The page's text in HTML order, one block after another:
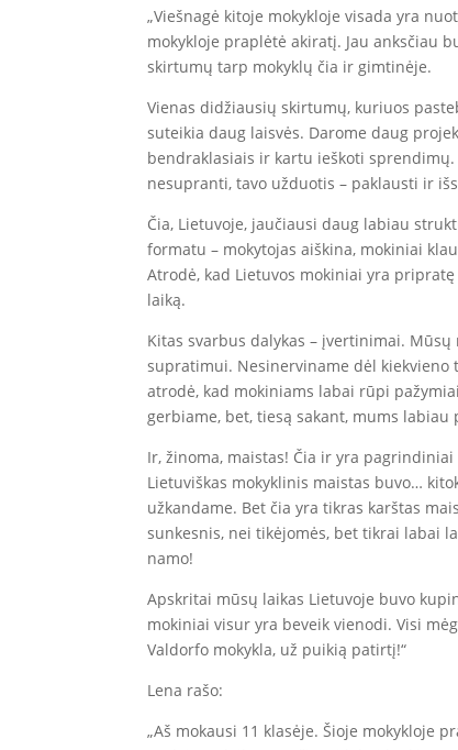
„Viešnagė kitoje mokykloje visada yra
mokykloje praplėtė akiratį. Jau anksčiau
skirtumų tarp mokyklų čia ir gimtinėje.
Vienas didžiausių skirtumų, kuriuos
suteikia daug laisvės. Darome daug
bendraklasiais ir kartu ieškoti
nesupranti, tavo užduotis – paklausti ir
Čia, Lietuvoje, jaučiausi daug labiau
formatu – mokytojas aiškina, mokiniai
Atrodė, kad Lietuvos mokiniai yra
laiką.
Kitas svarbus dalykas – įvertinimai.
supratimui. Nesinerviname dėl kiekvieno
atrodė, kad mokiniams labai rūpi
gerbiame, bet, tiesą sakant, mums
Ir, žinoma, maistas! Čia ir yra
Lietuviškas mokyklinis maistas buvo…
užkandame. Bet čia yra tikras karštas
sunkesnis, nei tikėjomės, bet tikrai labai
namo!
Apskritai mūsų laikas Lietuvoje buvo
mokiniai visur yra beveik vienodi. Visi
Valdorfo mokykla, už puikią patirtį!“
Lena rašo:
„Aš mokausi 11 klasėje. Šioje mokykloje